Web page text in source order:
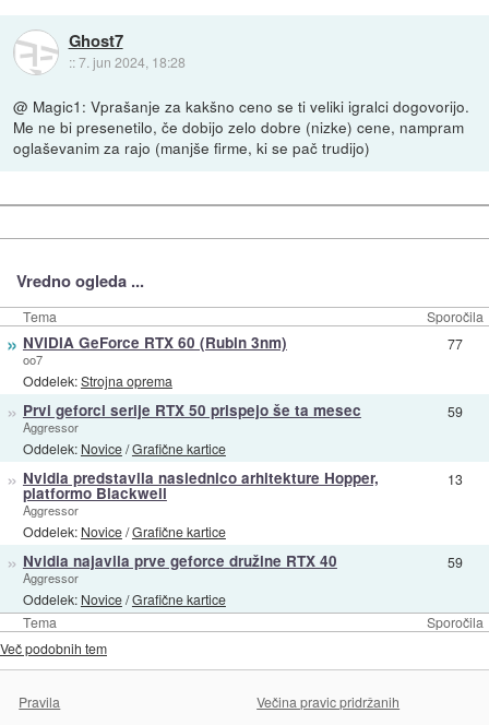
Ghost7
::7. jun 2024, 18:28
@ Magic1: Vprašanje za kakšno ceno se ti veliki igralci dogovorijo.
Me ne bi presenetilo, če dobijo zelo dobre (nizke) cene, nampram
oglaševanim za rajo (manjše firme, ki se pač trudijo)
Vredno ogleda ...
Tema Sporočila
Tema Sporočila
» NVIDIA GeForce RTX 60 (Rubin 3nm)
oo7
Oddelek:Strojna oprema
77
» Prvi geforci serije RTX 50 prispejo še ta mesec
Aggressor
Oddelek: Novice/Grafične kartice
59
» Nvidia predstavila naslednico arhitekture Hopper,
platformo Blackwell
Aggressor
Oddelek: Novice/Grafične kartice
13
» Nvidia najavila prve geforce družine RTX 40
Aggressor
Oddelek: Novice/Grafične kartice
59
Več podobnih tem
Pravila Večina pravic pridržanih